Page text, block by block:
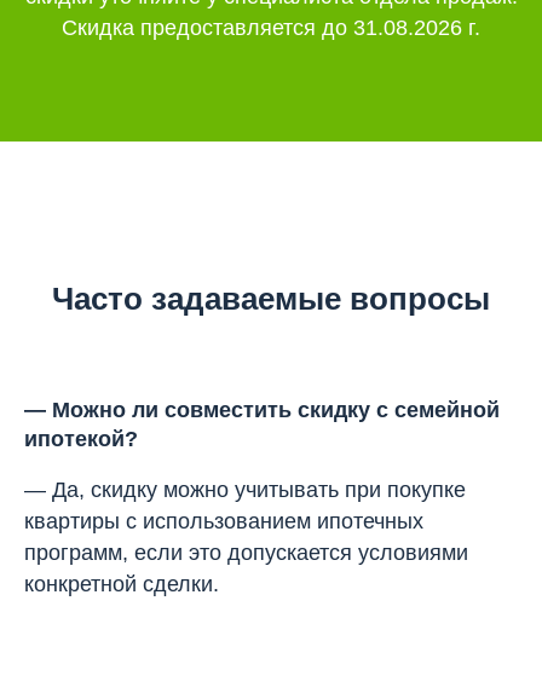
Скидка предоставляется до 31.08.2026 г.
Часто задаваемые вопросы
— Можно ли совместить скидку с семейной
ипотекой?
— Да, скидку можно учитывать при покупке
квартиры с использованием ипотечных
программ, если это допускается условиями
конкретной сделки.